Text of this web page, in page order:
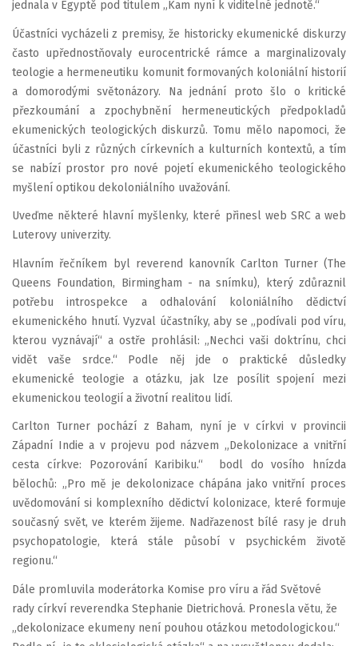
jednala v Egyptě pod titulem „Kam nyní k viditelné jednotě.“
Účastníci vycházeli z premisy, že historicky ekumenické diskurzy
často upřednostňovaly eurocentrické rámce a marginalizovaly
teologie a hermeneutiku komunit formovaných koloniální historií
a domorodými světonázory. Na jednání proto šlo o kritické
přezkoumání a zpochybnění hermeneutických předpokladů
ekumenických teologických diskurzů. Tomu mělo napomoci, že
účastníci byli z různých církevních a kulturních kontextů, a tím
se nabízí prostor pro nové pojetí ekumenického teologického
myšlení optikou dekoloniálního uvažování.
Uveďme některé hlavní myšlenky, které přinesl web SRC a web
Luterovy univerzity.
Hlavním řečníkem byl reverend kanovník Carlton Turner (The
Queens Foundation, Birmingham - na snímku), který zdůraznil
potřebu introspekce a odhalování koloniálního dědictví
ekumenického hnutí. Vyzval účastníky, aby se „podívali pod víru,
kterou vyznávají“ a ostře prohlásil: „Nechci vaši doktrínu, chci
vidět vaše srdce.“ Podle něj jde o praktické důsledky
ekumenické teologie a otázku, jak lze posílit spojení mezi
ekumenickou teologií a životní realitou lidí.
Carlton Turner pochází z Baham, nyní je v církvi v provincii
Západní Indie a v projevu pod názvem „Dekolonizace a vnitřní
cesta církve: Pozorování Karibiku.“ bodl do vosího hnízda
bělochů: „Pro mě je dekolonizace chápána jako vnitřní proces
uvědomování si komplexního dědictví kolonizace, které formuje
současný svět, ve kterém žijeme. Nadřazenost bílé rasy je druh
psychopatologie, která stále působí v psychickém životě
regionu.“
Dále promluvila moderátorka Komise pro víru a řád Světové
rady církví reverendka Stephanie Dietrichová. Pronesla větu, že
„dekolonizace ekumeny není pouhou otázkou metodologickou.“